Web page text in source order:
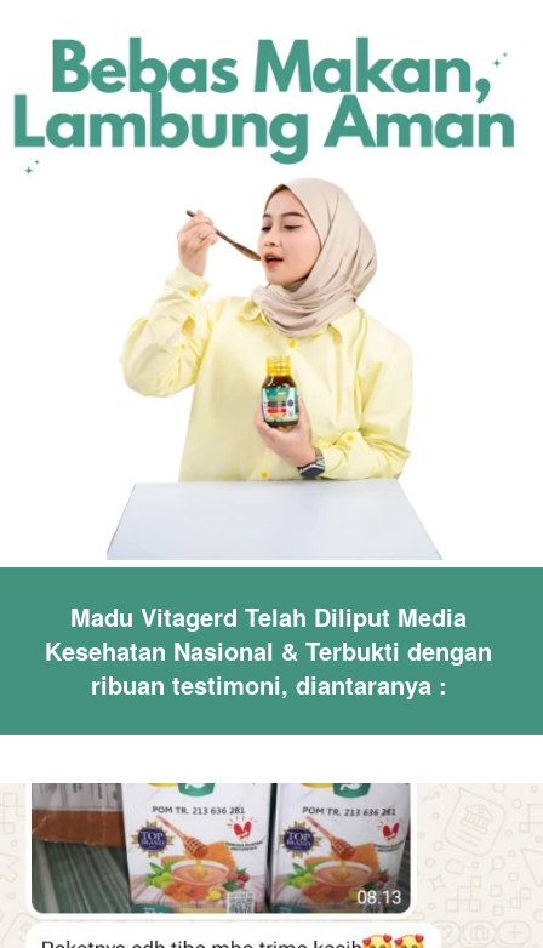
Madu Vitagerd Telah Diliput Media
Kesehatan Nasional & Terbukti dengan
ribuan testimoni, diantaranya :